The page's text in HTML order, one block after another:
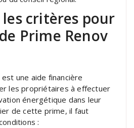
critères pour
Prime Renov
une aide financière
les propriétaires à effectuer
énergétique dans leur
de cette prime, il faut
: